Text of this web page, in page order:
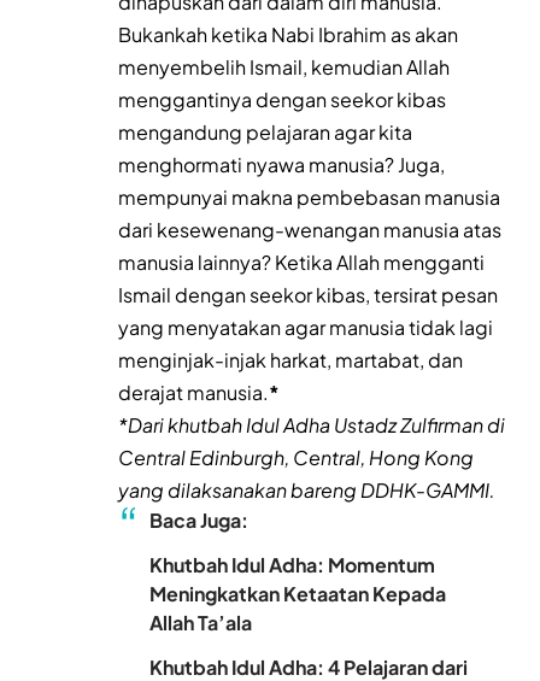
Bukankah ketika Nabi Ibrahim as akan
menyembelih Ismail, kemudian Allah
menggantinya dengan seekor kibas
mengandung pelajaran agar kita
menghormati nyawa manusia? Juga,
mempunyai makna pembebasan manusia
dari kesewenang-wenangan manusia atas
manusia lainnya? Ketika Allah mengganti
Ismail dengan seekor kibas, tersirat pesan
yang menyatakan agar manusia tidak lagi
menginjak-injak harkat, martabat, dan
derajat manusia.*
*Dari khutbah Idul Adha Ustadz Zulfirman di
Central Edinburgh, Central, Hong Kong
yang dilaksanakan bareng DDHK-GAMMI.
Baca Juga:
Khutbah Idul Adha: Momentum
Meningkatkan Ketaatan Kepada
Allah Ta’ala
Khutbah Idul Adha: 4 Pelajaran dari